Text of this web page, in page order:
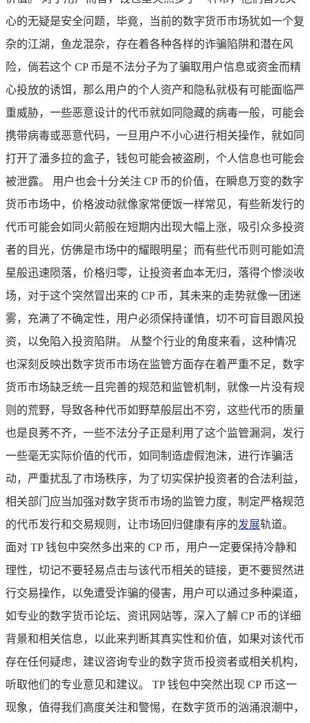
心的无疑是安全问题，毕竟，当前的数字货币市场犹如一个复
杂的江湖，鱼龙混杂，存在着各种各样的诈骗陷阱和潜在风
险，倘若这个 CP 币是不法分子为了骗取用户信息或资金而精
心投放的诱饵，那么用户的个人资产和隐私就极有可能面临严
重威胁，一些恶意设计的代币就如同隐藏的病毒一般，可能会
携带病毒或恶意代码，一旦用户不小心进行相关操作，就如同
打开了潘多拉的盒子，钱包可能会被盗刷，个人信息也可能会
被泄露。 用户也会十分关注 CP 币的价值，在瞬息万变的数字
货币市场中，价格波动就像家常便饭一样常见，有些新发行的
代币可能会如同火箭般在短期内出现大幅上涨，吸引众多投资
者的目光，仿佛是市场中的耀眼明星；而有些代币则可能如流
星般迅速陨落，价格归零，让投资者血本无归，落得个惨淡收
场，对于这个突然冒出来的 CP 币，其未来的走势就像一团迷
雾，充满了不确定性，用户必须保持谨慎，切不可盲目跟风投
资，以免陷入投资陷阱。 从整个行业的角度来看，这种情况
也深刻反映出数字货币市场在监管方面存在着严重不足，数字
货币市场缺乏统一且完善的规范和监管机制，就像一片没有规
则的荒野，导致各种代币如野草般层出不穷，这些代币的质量
也是良莠不齐，一些不法分子正是利用了这个监管漏洞，发行
一些毫无实际价值的代币，如同制造虚假泡沫，进行诈骗活
动，严重扰乱了市场秩序，为了切实保护投资者的合法利益，
相关部门应当加强对数字货币市场的监管力度，制定严格规范
的代币发行和交易规则，让市场回归健康有序的发展轨道。
面对 TP 钱包中突然多出来的 CP 币，用户一定要保持冷静和
理性，切记不要轻易点击与该代币相关的链接，更不要贸然进
行交易操作，以免遭受诈骗的侵害，用户可以通过多种渠道，
如专业的数字货币论坛、资讯网站等，深入了解 CP 币的详细
背景和相关信息，以此来判断其真实性和价值，如果对该代币
存在任何疑虑，建议咨询专业的数字货币投资者或相关机构，
听取他们的专业意见和建议。 TP 钱包中突然出现 CP 币这一
现象，值得我们高度关注和警惕，在数字货币的汹涌浪潮中，